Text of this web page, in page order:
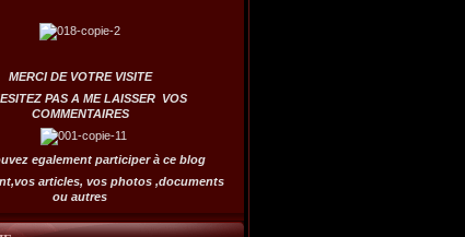
MERCI DE VOTRE VISITE
PAS A ME LAISSER VOS
COMMENTAIRES
egalement participer à ce blog
articles, vos photos ,documents
ou autres